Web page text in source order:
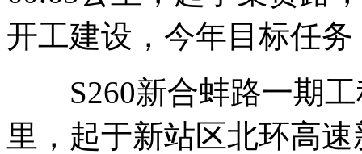
开工建设，今年目标任
S260新合蚌路一期工
里，起于新站区北环高